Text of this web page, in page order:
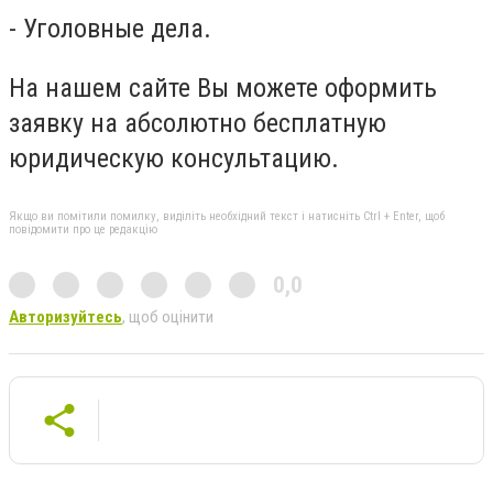
- Уголовные дела.
На нашем сайте Вы можете оформить
заявку на абсолютно бесплатную
юридическую консультацию.
Якщо ви помітили помилку, виділіть необхідний текст і натисніть Ctrl + Enter, щоб
повідомити про це редакцію
0,0
Авторизуйтесь, щоб оцінити